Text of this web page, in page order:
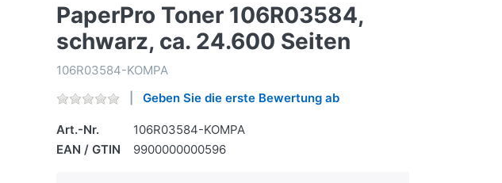
PaperPro Toner 106R03584,
schwarz, ca. 24.600 Seiten
106R03584-KOMPA
Geben Sie die erste Bewertung ab
Art.-Nr.
106R03584-KOMPA
EAN / GTIN
9900000000596